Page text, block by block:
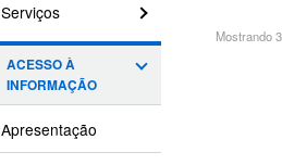
Serviços
ACESSO À
INFORMAÇÃO
Apresentação
Mostrando